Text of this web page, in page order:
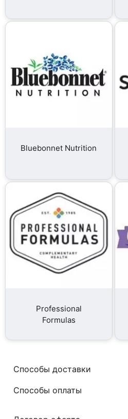
Bluebonnet Nutrition
Professional
Formulas
Способы доставки
Способы оплаты